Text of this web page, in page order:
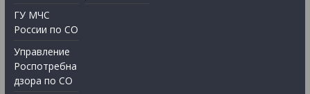
ГУ МЧС
России по СО
Управление
Роспотребна
дзора по СО